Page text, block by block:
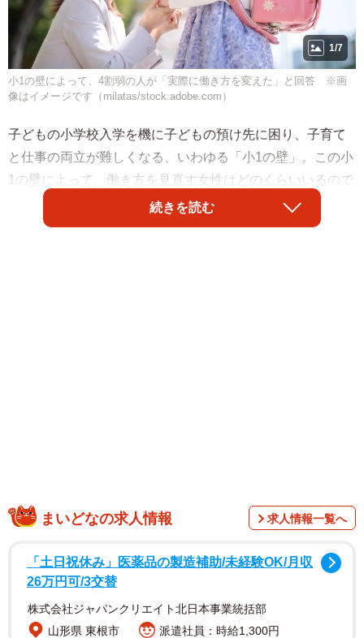
1/7
小1の壁によって、4割弱の人が「実際に働き方を変えた」と回答 ※画
像はイメージです（milatas/stock.adobe.com）
子どもの小学校入学を機に子どもの預け先に困り、子育て
と仕事の両立が難しくなる、いわゆる「小1の壁」。この小
1の壁によって、働き方を見直す女性はどのくらいいるので
しょうか。一都三県（埼玉県・千葉県・東京都・神奈川
県）に居住し、小学校1年生～6年生の子どもをもつ働く女
文京区）が、「小1の壁に関するWEBアンケート調査」と
題して2023年2月に実施した調査です。
続きを読む
まいどなの求人情報 求人情報一覧へ
「土日祝休み」医薬品の製造補助/未経験OK/月収
26万円可/3交替
株式会社ジャパンクリエイト北日本事業統括部
山形県 東根市
派遣社員：時給1,300円